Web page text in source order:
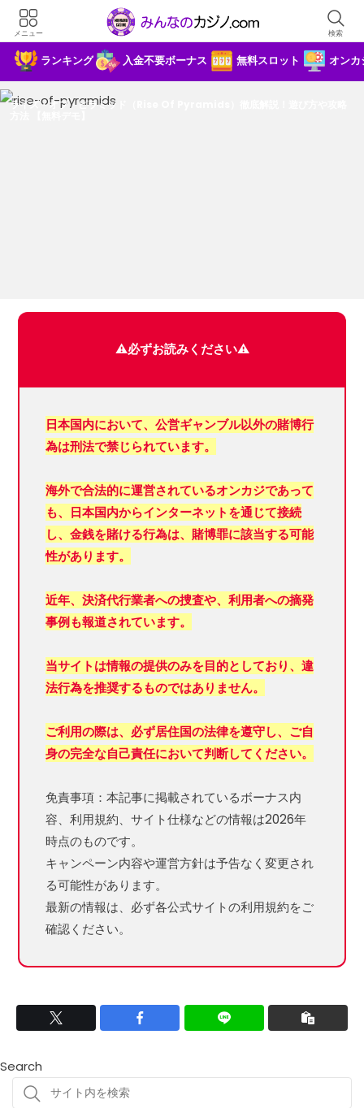
ランキング 入金不要ボーナス 無料スロット オンカ
ライズ・オブ・ピラミッド（Rise Of Pyramids）徹底解説！遊び方や攻略
⚠️必ずお読みください⚠️
日本国内において、公営ギャンブル以外の賭博行
為は刑法で禁じられています。
海外で合法的に運営されているオンカジであって
も、日本国内からインターネットを通じて接続
し、金銭を賭ける行為は、賭博罪に該当する可能
性があります。
近年、決済代行業者への捜査や、利用者への摘発
事例も報道されています。
当サイトは情報の提供のみを目的としており、違
法行為を推奨するものではありません。
ご利用の際は、必ず居住国の法律を遵守し、ご自
身の完全な自己責任において判断してください。
免責事項：本記事に掲載されているボーナス内
容、利用規約、サイト仕様などの情報は2026年
時点のものです。
キャンペーン内容や運営方針は予告なく変更され
る可能性があります。
最新の情報は、必ず各公式サイトの利用規約をご
確認ください。
Search
メニュー 検索
みんカジ限定！5000円の入金不要ボーナ
×